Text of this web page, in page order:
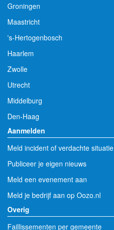
Groningen
Maastricht
's-Hertogenbosch
Haarlem
Zwolle
Utrecht
Middelburg
Den-Haag
Aanmelden
Meld incident of verdachte situatie
Publiceer je eigen nieuws
Meld een evenement aan
Meld je bedrijf aan op Oozo.nl
Overig
Faillissementen per gemeente